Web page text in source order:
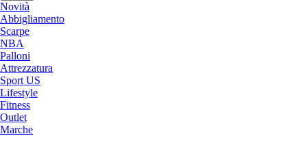
Novità
Abbigliamento
Scarpe
NBA
Palloni
Attrezzatura
Sport US
Lifestyle
Fitness
Outlet
Marche